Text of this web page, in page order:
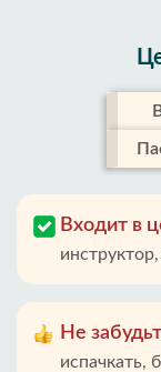
Входит в
Не
испачкать,